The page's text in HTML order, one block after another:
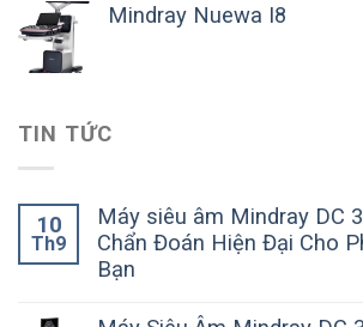
Mindray Nuewa I8
TIN TỨC
10
Th9
Máy siêu âm Mindray DC
Chẩn Đoán Hiện Đại Cho
Bạn